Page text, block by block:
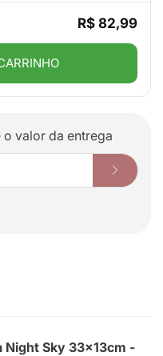
R$ 82,99
valor da entrega
Night Sky 33x13cm -